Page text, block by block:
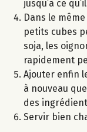
jusqu’à ce
Dans le
petits cubes
soja, les
rapidement
Ajouter enfin
à nouveau
des
Servir bien